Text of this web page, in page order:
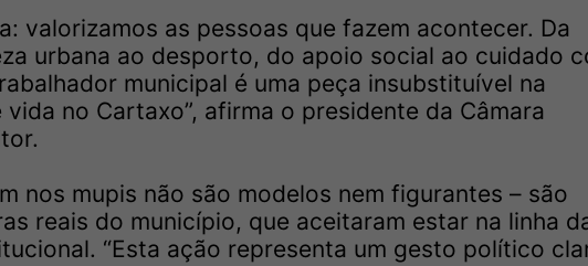
valorizamos as pessoas que fazem acontecer. Da
urbana ao desporto, do apoio social ao cuidado
municipal é uma peça insubstituível na
no Cartaxo”, afirma o presidente da Câmara
nos mupis não são modelos nem figurantes – são
reais do município, que aceitaram estar na linha
“Esta ação representa um gesto político